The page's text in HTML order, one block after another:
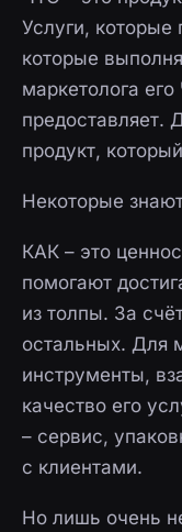
Услуги,
которые
маркетолога
предоставляет.
продукт,
Некоторые
КАК – это
помогают
из толпы. За
остальных. Для
инструменты,
качество его
– сервис,
с клиентами.
Но лишь очень